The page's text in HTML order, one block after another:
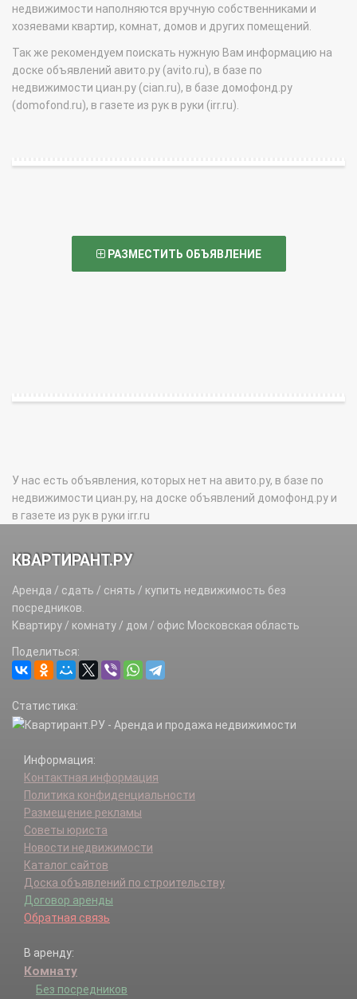
недвижимости наполняются вручную собственниками и
хозяевами квартир, комнат, домов и других помещений.
Так же рекомендуем поискать нужную Вам информацию на
доске объявлений авито.ру (avito.ru), в базе по
недвижимости циан.ру (cian.ru), в базе домофонд.ру
(domofond.ru), в газете из рук в руки (irr.ru).
РАЗМЕСТИТЬ ОБЪЯВЛЕНИЕ
У нас есть объявления, которых нет на авито.ру, в базе по
недвижимости циан.ру, на доске объявлений домофонд.ру и
в газете из рук в руки irr.ru
КВАРТИРАНТ.РУ
Аренда / сдать / снять / купить недвижимость без
посредников.
Квартиру / комнату / дом / офис Московская область
Поделиться:
Статистика:
Информация:
Контактная информация
Политика конфиденциальности
Размещение рекламы
Советы юриста
Новости недвижимости
Каталог сайтов
Доска объявлений по строительству
Договор аренды
Обратная связь
В аренду:
Комнату
Без посредников